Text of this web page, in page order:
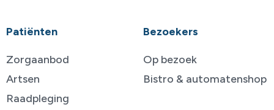
Patiënten
Zorgaanbod
Artsen
Raadpleging
Bezoekers
Op bezoek
Bistro & automatenshop